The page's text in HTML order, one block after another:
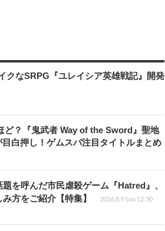
クなSRPG『ユレイシア英雄戦記』開発
ど？『鬼武者 Way of the Sword』聖地
白押し！ゲムスパ注目タイトルまとめ
を呼んだ市民虐殺ゲーム『Hatred』、
方をご紹介【特集】
2026.8.9 Sun 12:30